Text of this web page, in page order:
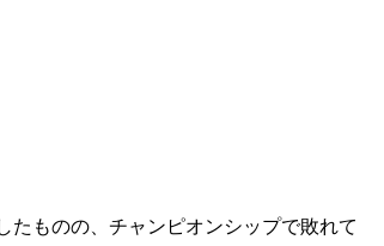
たものの、チャンピオンシップで敗れて